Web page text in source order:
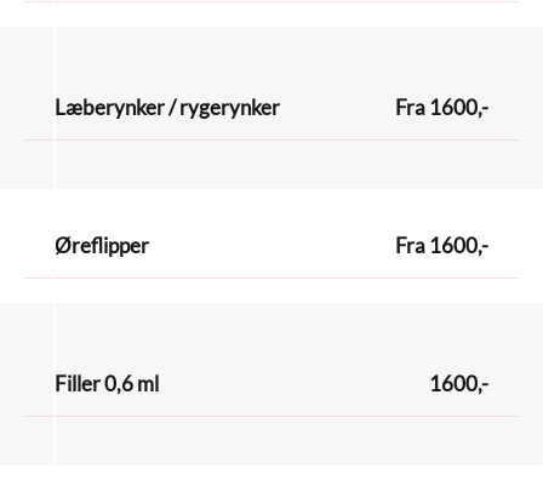
Læberynker / rygerynker Fra 1600,-
Øreflipper Fra 1600,-
Filler 0,6 ml 1600,-